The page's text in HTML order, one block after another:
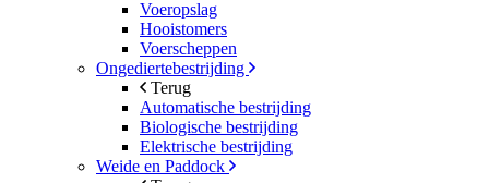
Voeropslag
Hooistomers
Voerscheppen
Ongediertebestrijding
Terug
Automatische bestrijding
Biologische bestrijding
Elektrische bestrijding
Weide en Paddock